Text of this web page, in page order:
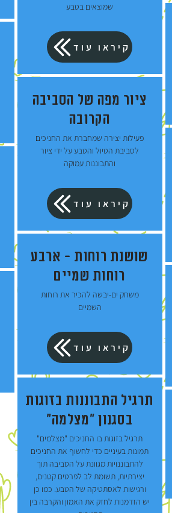
שמוצאים בטבע
קיראו עוד
ציור מפה של הסביבה
הקרובה
פעילות יצירה שמחברת את החניכים
לסביבת הטיול והטבע על ידי ציור
והתבוננות עמוקה
קיראו עוד
שושנת רוחות - ארבע
רוחות שמיים
משחק ים-יבשה להכיר את רוחות
השמיים
קיראו עוד
תרגיל התבוננות בזוגות
בסגנון "מצלמה"
תרגיל בזוגות בו החניכים "מצלמים"
תמונות בעיניים כדי לחשוף את החניכים
להתבוננויות מגוונת על הסביבה תוך
יצירתיות, תשומת לב לפרטים קטנים,
ורגישות לאסתטיקה של הטבע. כמו כן
יש הזדמנות לחזק את האמון והקרבה בין